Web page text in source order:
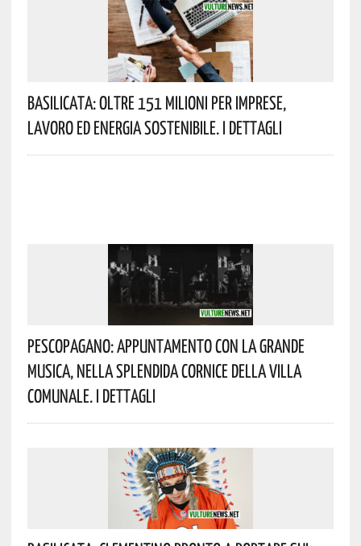
Basilicata: Oltre 151 Milioni Per Imprese,
Lavoro Ed Energia Sostenibile. I Dettagli
Pescopagano: Appuntamento Con La Grande
Musica, Nella Splendida Cornice Della Villa
Comunale. I Dettagli